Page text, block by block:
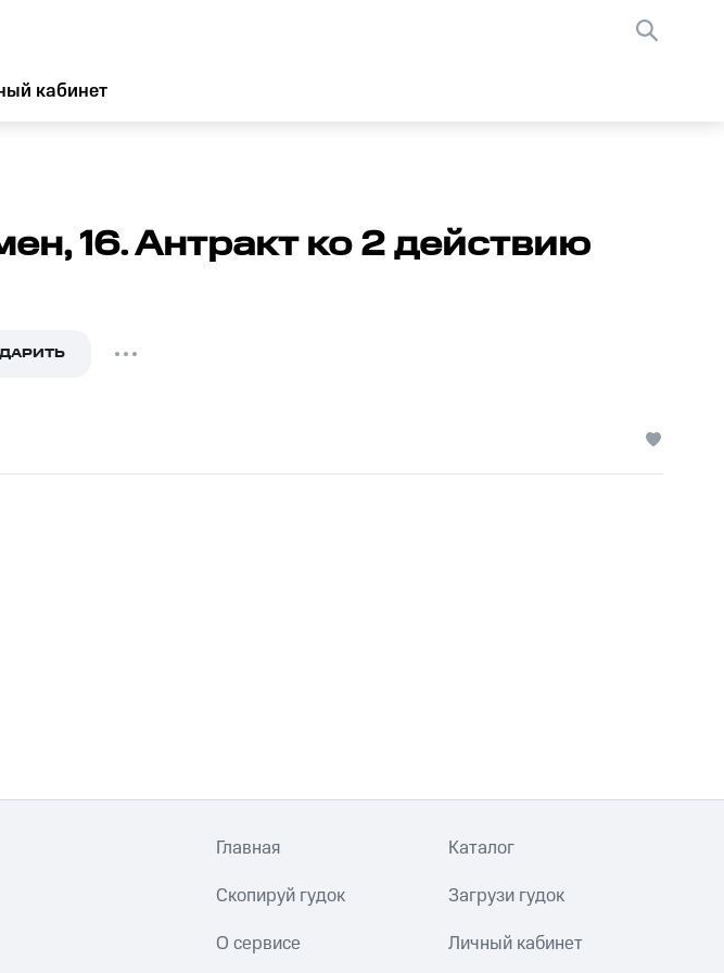
кабинет
16. Антракт ко 2 действию
Главная Каталог
Скопируй гудок Загрузи гудок
О сервисе Личный кабинет